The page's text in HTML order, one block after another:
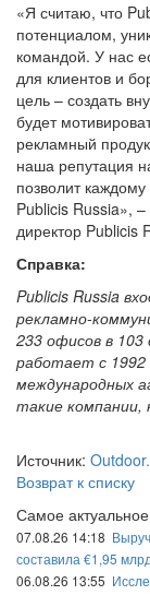
«Я считаю, что
потенциалом,
командой. У нас
для клиентов и
цель – создать
будет
рекламный
наша репутация
позволит
Publicis Russia»,
директор Publicis
Справка:
Publicis Russia
рекламно-
233 офисов в
работает с 1992
международных
такие компании,
Источник:
Возврат к списку
Самое актуальное
07.08.26 14:18
составила €1,95 млрд
06.08.26 13:55